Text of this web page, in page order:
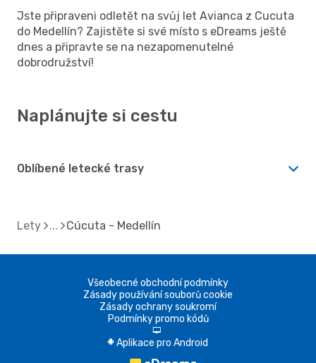
Jste připraveni odletět na svůj let Avianca z Cucuta
do Medellín? Zajistěte si své místo s eDreams ještě
dnes a připravte se na nezapomenutelné
dobrodružství!
Naplánujte si cestu
Oblíbené letecké trasy
Lety Cúcuta - Medellín
Všeobecné obchodní podmínky
Zásady používání souborů cookie
Zásady ochrany soukromí
Podmínky promo kódů
d
A Aplikace pro Android